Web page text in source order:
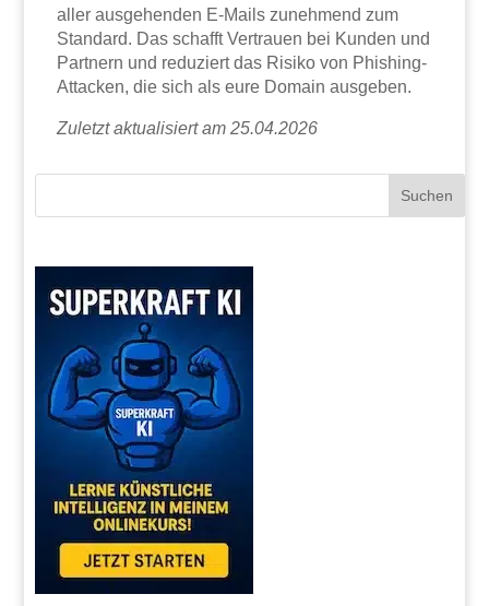
aller ausgehenden E-Mails zunehmend zum
Standard. Das schafft Vertrauen bei Kunden und
Partnern und reduziert das Risiko von Phishing-
Attacken, die sich als eure Domain ausgeben.
Zuletzt aktualisiert am 25.04.2026